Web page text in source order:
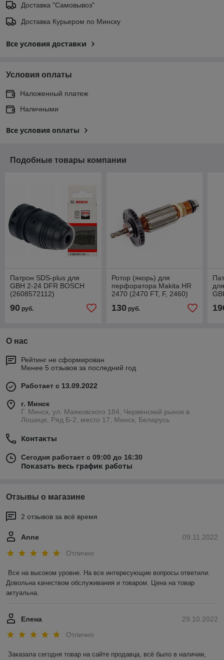
Доставка "Самовывоз"
Доставка Курьером по Минску
Все условия доставки
Условия оплаты
Наложенный платеж
Наличными
Все условия оплаты
Подобные товары компании
Патрон SDS-plus для
GBH 2-24 DFR BOSCH
(2608572112)
90 руб.
Ротор (якорь) для
перфоратора Makita HR
2470 (2470 FT, F, 2460)
130руб.
О нас
Рейтинг не сформирован
Менее 5 отзывов за последний год
Работает с 13.09.2022
г. Минск
Г. Минск, ул. Маяковского 184, Червенский рынок в
Лошице, Ряд Б-2, место 17, Минск, Беларусь
Контакты
Сегодня работает с 09:00 до 16:30
Показать весь график работы
Отзывы о магазине
2 отзывов за всё время
09.11.2022
Anne
Отлично
Все на высоком уровне. На все интересующие вопросы ответили.
Довольна качеством обслуживания и товаром. Цена на товар
актуальна.
29.10.2022
Елена
Отлично
Заказала сегодня товар на сайте продавца, всё было в наличии,